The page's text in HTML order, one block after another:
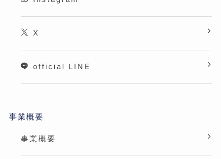
X
official LINE
事業概要
事業概要